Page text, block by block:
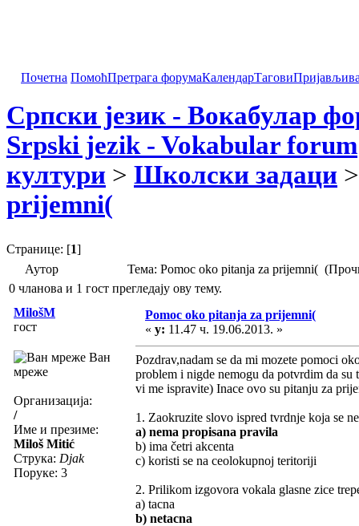
Почетна ПомоћПретрага форумаКалендарТагови
Српски језик - Вокабулар
Srpski jezik - Vokabular forum
култури > Школски задаци
prijemni(
Странице: [1]
Аутор
Тема: Pomoc oko pitanja za prijemni(
0 чланова и 1 гост прегледају ову тему.
MilošM
гост
Ван
мреже
Организација:
/
Име и презиме:
Miloš Mitić
Струка: Djak
Поруке: 3
Pomoc oko pitanja za prijemni(
« у: 11.47 ч. 19.06.2013. »
Pozdrav,nadam se da mi mozete pomoci
problem i nigde nemogu da potvrdim da su
vi me ispravite) Inace ovo su pitanju za
1. Zaokruzite slovo ispred tvrdnje koja se
a) nema propisana pravila
b) ima četri akcenta
c) koristi se na ceolokupnoj teritoriji
2. Prilikom izgovora vokala glasne zice
a) tacna
b) netacna